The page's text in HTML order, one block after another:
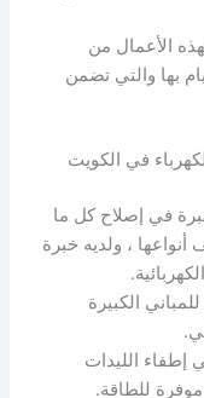
الأعمال من
بها والتي تضمن
في الكويت
في إصلاح كل ما
أنواعها ، ولديه خبرة
الكبيرة
إطفاء الليدات
للطاقة.